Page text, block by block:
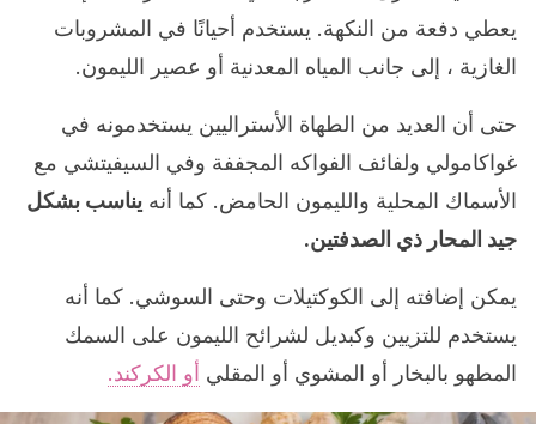
يعطي دفعة من النكهة. يستخدم أحيانًا في المشروبات
الغازية ، إلى جانب المياه المعدنية أو عصير الليمون.
حتى أن العديد من الطهاة الأستراليين يستخدمونه في
غواكامولي ولفائف الفواكه المجففة وفي السيفيتشي مع
الأسماك المحلية والليمون الحامض. كما أنه يناسب بشكل
جيد المحار ذي الصدفتين.
يمكن إضافته إلى الكوكتيلات وحتى السوشي. كما أنه
يستخدم للتزيين وكبديل لشرائح الليمون على السمك
المطهو بالبخار أو المشوي أو المقلي أو الكركند.